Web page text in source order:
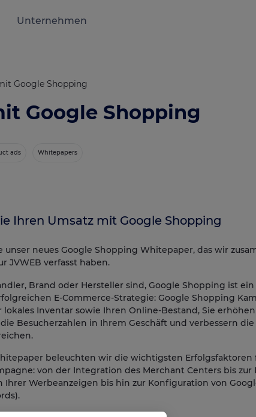
Unternehmen
Google Shopping
Google Shopping
ads Whitepapers
Ihren Umsatz mit Google Shopping
unser neues Google Shopping Whitepaper, das wir
JVWEB verfasst haben.
Brand oder Hersteller sind, Google Shopping ist
E-Commerce-Strategie: Google Shopping
Inventar sowie Ihren Online-Bestand, Sie
Besucherzahlen in Ihrem Geschäft und verbessern
beleuchten wir die wichtigsten Erfolgsfaktoren
von der Integration des Merchant Centers bis zur
Ihrer Werbeanzeigen bis hin zur Konfiguration von